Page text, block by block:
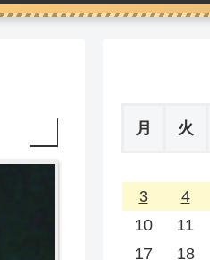
月 火
3
4
10
11
17
18